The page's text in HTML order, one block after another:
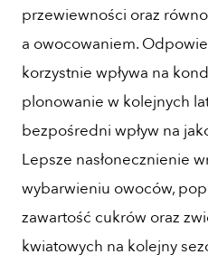
przewiewności oraz
a owocowaniem.
korzystnie wpływa na
plonowanie w kolejnych
bezpośredni wpływ na
Lepsze nasłonecznienie
wybarwieniu owoców,
zawartość cukrów oraz
kwiatowych na kolejny